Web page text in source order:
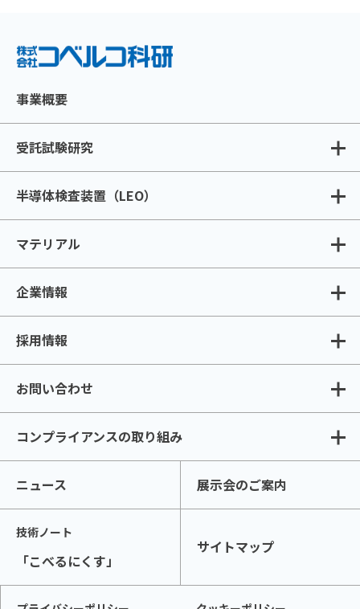
事業概要
受託試験研究
半導体検査装置（LEO）
マテリアル
企業情報
採用情報
お問い合わせ
コンプライアンスの取り組み
ニュース 展示会のご案内
技術ノート
「こべるにくす」
サイトマップ